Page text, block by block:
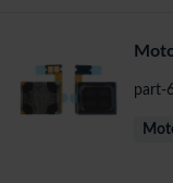
part-